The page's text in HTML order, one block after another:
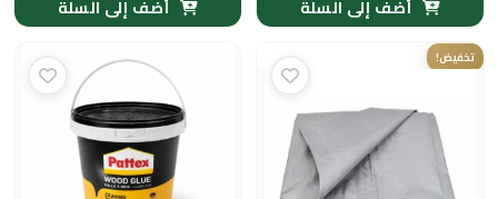
أضف إلى السلة أضف إلى السلة
تخفيض!
السعر
الأصلي